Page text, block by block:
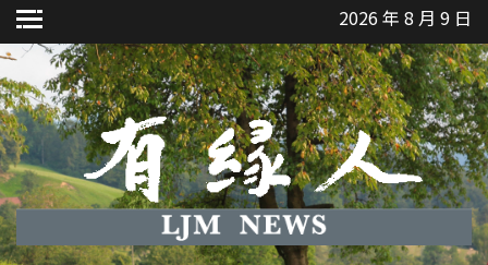
Skip
to
content
2026 年 8 月 9 日